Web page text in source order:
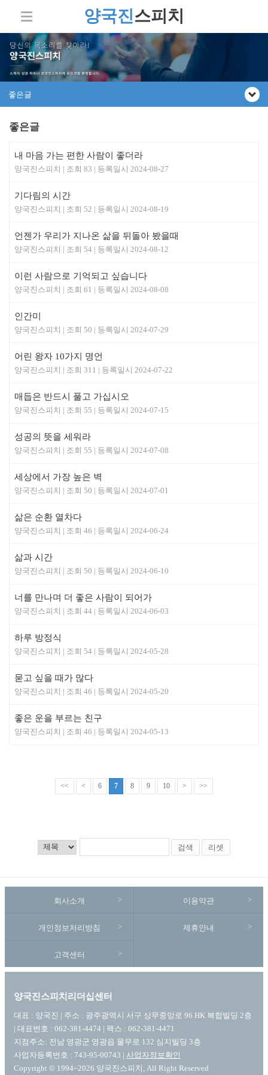
양국진스피치
좋은글
좋은글
내 마음 가는 편한 사람이 좋더라
양국진스피치 83 2024-08-27
기다림의 시간
양국진스피치 52 2024-08-19
언젠가 우리가 지나온 삶을 뒤돌아 봤을때
양국진스피치 54 2024-08-12
이런 사람으로 기억되고 싶습니다
양국진스피치 61 2024-08-08
인간미
양국진스피치 50 2024-07-29
어린 왕자 10가지 명언
양국진스피치 311 2024-07-22
매듭은 반드시 풀고 가십시오
양국진스피치 55 2024-07-15
성공의 뜻을 세워라
양국진스피치 55 2024-07-08
세상에서 가장 높은 벽
양국진스피치 50 2024-07-01
삶은 순환 열차다
양국진스피치 46 2024-06-24
삶과 시간
양국진스피치 50 2024-06-10
너를 만나며 더 좋은 사람이 되어가
양국진스피치 44 2024-06-03
하루 방정식
양국진스피치 54 2024-05-28
묻고 싶을 때가 많다
양국진스피치 46 2024-05-20
좋은 운을 부르는 친구
양국진스피치 46 2024-05-13
<< < 6 7 8 9 10 > >>
검색 리셋
회사소개 이용약관
개인정보처리방침 제휴안내
고객센터
양국진스피치리더십센터
대표 : 양국진 | 주소 : 광주광역시 서구 상무중앙로 96 HK 복합빌딩 2층
| 대표번호 : 062-381-4474 | 팩스 : 062-381-4471
지점주소: 전남 영광군 영광읍 물무로 132 심지빌딩 3층
사업자등록번호 : 743-95-00743 | 사업자정보확인
Copyright © 1994~2026 양국진스피치, All Right Reserved